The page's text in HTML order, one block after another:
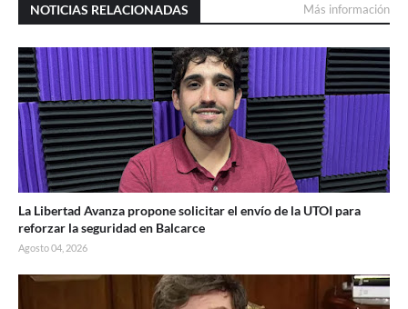
NOTICIAS RELACIONADAS Más información
La Libertad Avanza propone solicitar el envío de la UTOI para
reforzar la seguridad en Balcarce
Agosto 04, 2026